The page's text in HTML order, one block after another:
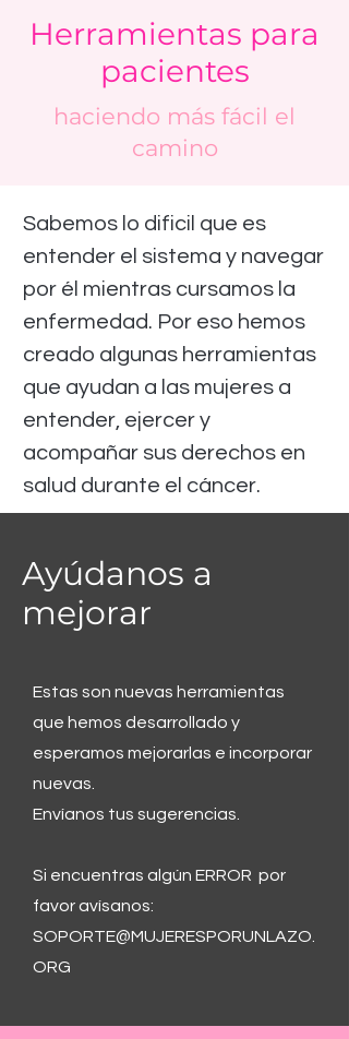
Herramientas para
pacientes
haciendo más fácil el
camino
Sabemos lo dificil que es
entender el sistema y navegar
por él mientras cursamos la
enfermedad. Por eso hemos
creado algunas herramientas
que ayudan a las mujeres a
entender, ejercer y
acompañar sus derechos en
salud durante el cáncer.
Ayúdanos a
mejorar
Estas son nuevas herramientas
que hemos desarrollado y
esperamos mejorarlas e incorporar
nuevas.
Envíanos tus sugerencias.
Si encuentras algún ERROR por
favor avísanos:
SOPORTE@MUJERESPORUNLAZO.
ORG